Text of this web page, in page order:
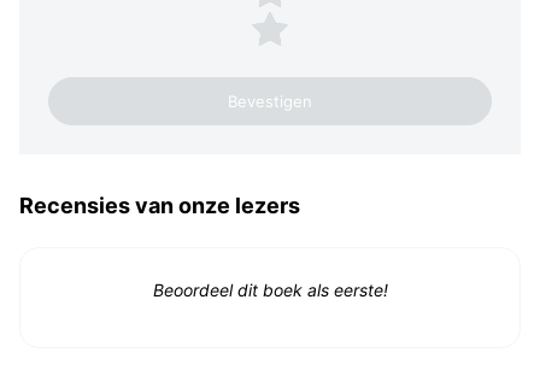
1 ster
Recensies van onze lezers
Beoordeel dit boek als eerste!